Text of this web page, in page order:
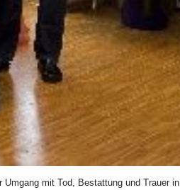
mit Tod, Bestattung und Trauer in